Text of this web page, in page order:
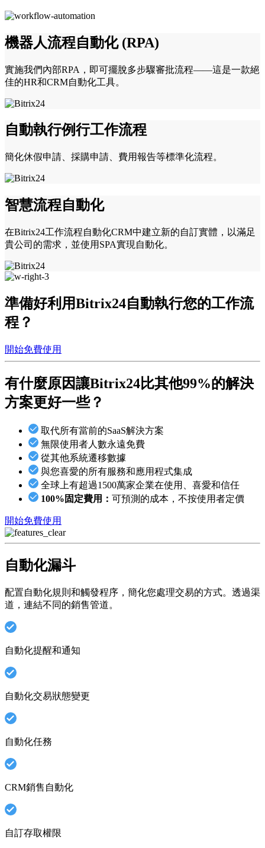
機器人流程自動化 (RPA)
實施我們內部RPA，即可擺脫多步驟審批流程——這是一款絕
佳的HR和CRM自動化工具。
自動執行例行工作流程
簡化休假申請、採購申請、費用報告等標準化流程。
智慧流程自動化
在Bitrix24工作流程自動化CRM中建立新的自訂實體，以滿足
貴公司的需求，並使用SPA實現自動化。
準備好利用Bitrix24自動執行您的工作流
程？
開始免費使用
有什麼原因讓Bitrix24比其他99%的解決
方案更好一些？
取代所有當前的SaaS解決方案
無限使用者人數永遠免費
從其他系統遷移數據
與您喜愛的所有服務和應用程式集成
全球上有超過1500萬家企業在使用、喜愛和信任
100%固定費用： 可預測的成本，不按使用者定價
開始免費使用
自動化漏斗
配置自動化規則和觸發程序，簡化您處理交易的方式。透過渠
道，連結不同的銷售管道。
自動化提醒和通知
自動化交易狀態變更
自動化任務
CRM銷售自動化
自訂存取權限